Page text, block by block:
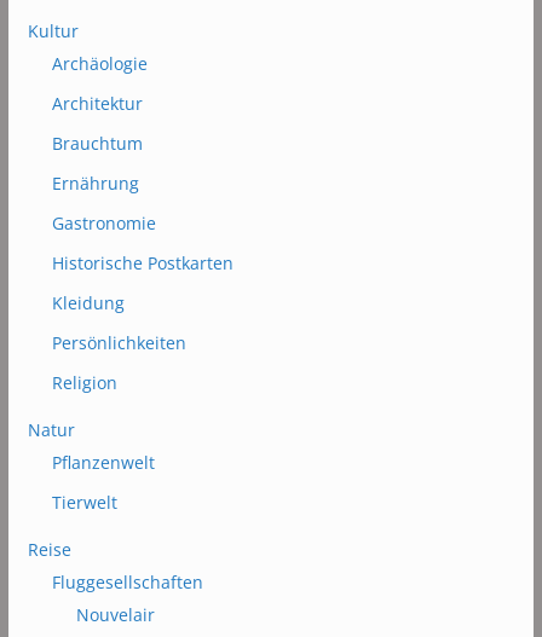
Kultur
Archäologie
Architektur
Brauchtum
Ernährung
Gastronomie
Historische Postkarten
Kleidung
Persönlichkeiten
Religion
Natur
Pflanzenwelt
Tierwelt
Reise
Fluggesellschaften
Nouvelair